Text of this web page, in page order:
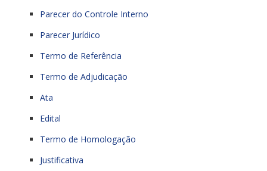
Parecer do Controle Interno
Parecer Jurídico
Termo de Referência
Termo de Adjudicação
Ata
Edital
Termo de Homologação
Justificativa